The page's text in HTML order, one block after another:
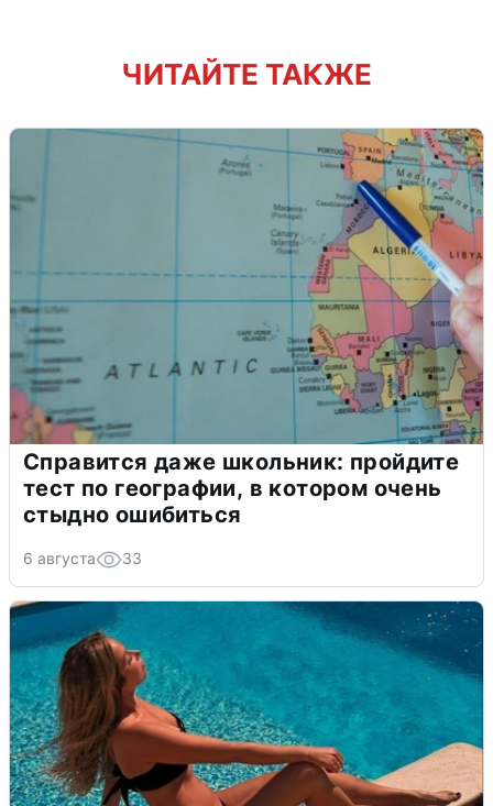
ЧИТАЙТЕ ТАКЖЕ
Справится даже школьник: пройдите
тест по географии, в котором очень
стыдно ошибиться
6 августа 33